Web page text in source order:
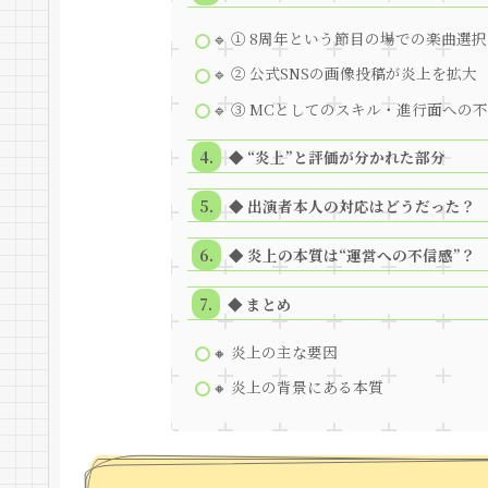
🔹 ① 8周年という節目の場での楽曲選択
🔹 ② 公式SNSの画像投稿が炎上を拡大
🔹 ③ MCとしてのスキル・進行面への
◆ “炎上”と評価が分かれた部分
◆ 出演者本人の対応はどうだった？
◆ 炎上の本質は“運営への不信感”？
◆ まとめ
🔸 炎上の主な要因
🔸 炎上の背景にある本質